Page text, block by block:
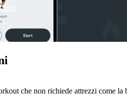
che non richiede attrezzi come la